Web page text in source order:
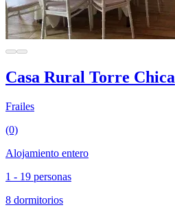
Casa Rural Torre Chica
Frailes
(0)
Alojamiento entero
1 - 19 personas
8 dormitorios